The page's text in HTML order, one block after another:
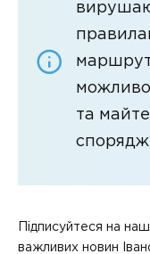
та
Підписуйтеся на
важливих новин